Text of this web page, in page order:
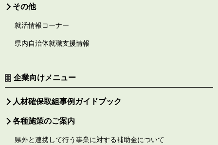
その他
就活情報コーナー
県内自治体就職支援情報
企業向けメニュー
人材確保取組事例ガイドブック
各種施策のご案内
県外と連携して行う事業に対する補助金について